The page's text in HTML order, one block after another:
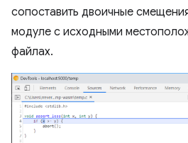
сопоставить двоичные
модуле с исходными
файлах.